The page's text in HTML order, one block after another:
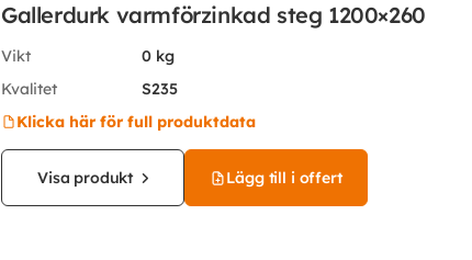
Gallerdurk varmförzinkad steg 1200×260
Vikt
0 kg
Kvalitet
S235
Klicka här för full produktdata
Visa produkt Lägg till i offert